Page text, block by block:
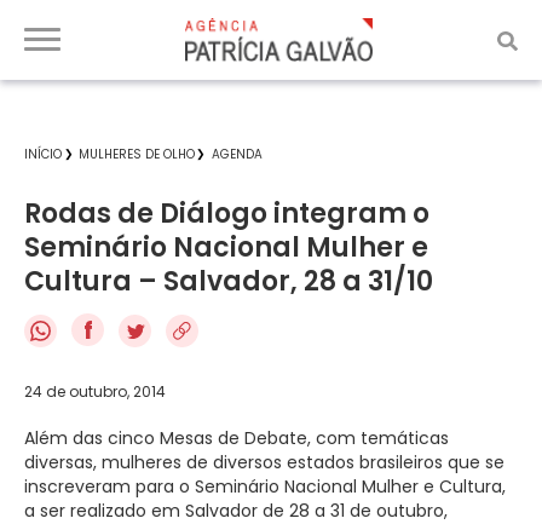
INÍCIO MULHERES DE OLHO AGENDA
Rodas de Diálogo integram o
Seminário Nacional Mulher e
Cultura – Salvador, 28 a 31/10
f
24 de outubro, 2014
Além das cinco Mesas de Debate, com temáticas
diversas, mulheres de diversos estados brasileiros que se
inscreveram para o Seminário Nacional Mulher e Cultura,
a ser realizado em Salvador de 28 a 31 de outubro,